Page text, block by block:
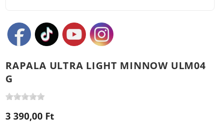
RAPALA ULTRA LIGHT MINNOW ULM04
G
3 390,00 Ft